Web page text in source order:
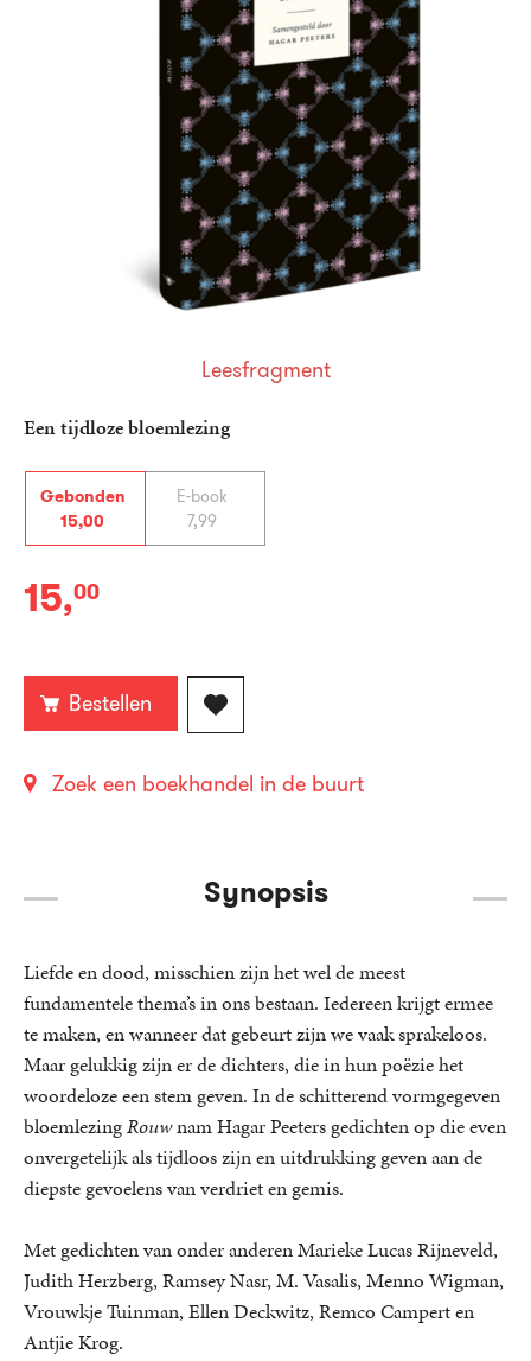
Een tijdloze bloemlezing
Gebonden
15,00
E-book
7,99
Gebonden:
15,00
Bestellen
Zoek een boekhandel in de buurt
Leesfragment
Synopsis
Liefde en dood, misschien zijn het wel de meest
fundamentele thema’s in ons bestaan. Iedereen krijgt ermee
te maken, en wanneer dat gebeurt zijn we vaak sprakeloos.
Maar gelukkig zijn er de dichters, die in hun poëzie het
woordeloze een stem geven. In de schitterend vormgegeven
bloemlezingRouwnam Hagar Peeters gedichten op die even
onvergetelijk als tijdloos zijn en uitdrukking geven aan de
diepste gevoelens van verdriet en gemis.
Met gedichten van onder anderen Marieke Lucas Rijneveld,
Judith Herzberg, Ramsey Nasr, M. Vasalis, Menno Wigman,
Vrouwkje Tuinman, Ellen Deckwitz, Remco Campert en
Antjie Krog.